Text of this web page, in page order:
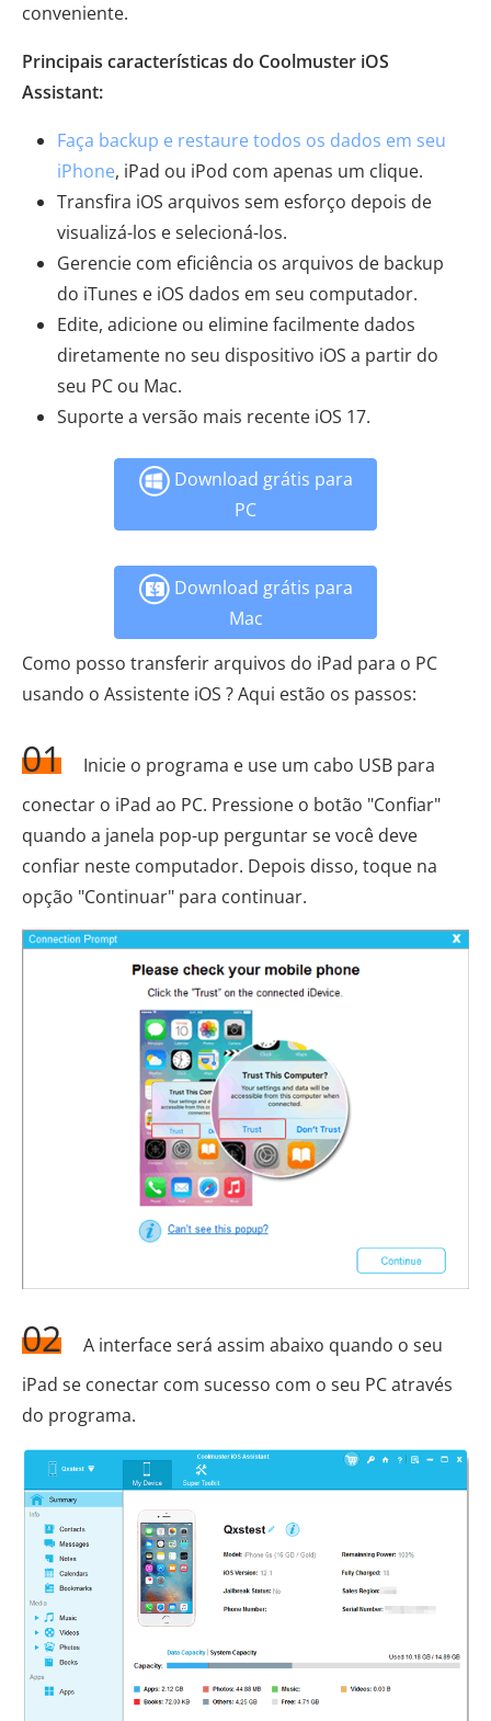
conveniente.
Principais características do Coolmuster iOS
Assistant:
Faça backup e restaure todos os dados em seu
iPhone, iPad ou iPod com apenas um clique.
Transfira iOS arquivos sem esforço depois de
visualizá-los e selecioná-los.
Gerencie com eficiência os arquivos de backup
do iTunes e iOS dados em seu computador.
Edite, adicione ou elimine facilmente dados
diretamente no seu dispositivo iOS a partir do
seu PC ou Mac.
Suporte a versão mais recente iOS 17.
Download grátis para
PC
Download grátis para
Mac
Como posso transferir arquivos do iPad para o PC
usando o Assistente iOS ? Aqui estão os passos:
01
Inicie o programa e use um cabo USB para
conectar o iPad ao PC. Pressione o botão "Confiar"
quando a janela pop-up perguntar se você deve
confiar neste computador. Depois disso, toque na
opção "Continuar" para continuar.
02
A interface será assim abaixo quando o seu
iPad se conectar com sucesso com o seu PC através
do programa.